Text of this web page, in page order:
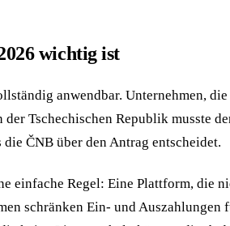
wichtig ist
anwendbar. Unternehmen,
Tschechischen Republik musste
ČNB über den Antrag entscheidet.
einfache Regel: Eine Plattform, die
schränken Ein- und